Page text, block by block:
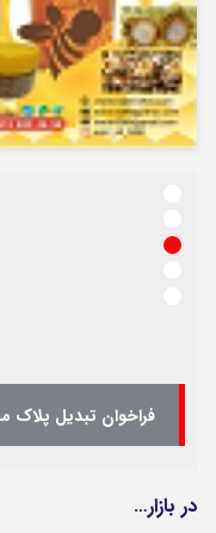
نام شما
قوانین ارسال دیدگاه